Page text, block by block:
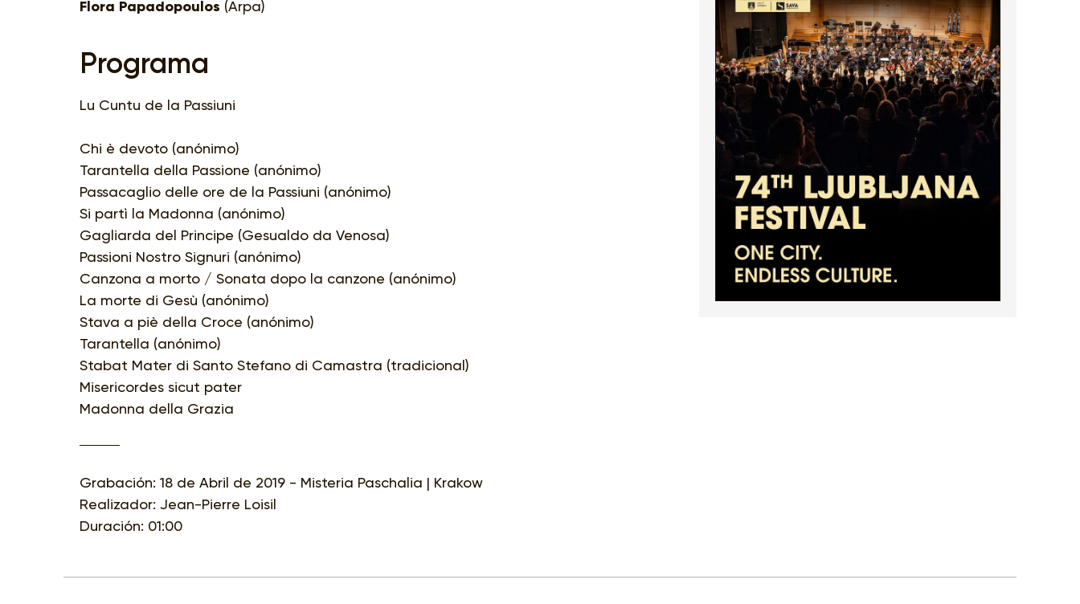
Flora Papadopoulos (Arpa)
Programa
Lu Cuntu de la Passiuni
Chi è devoto (anónimo)
Tarantella della Passione (anónimo)
Passacaglio delle ore de la Passiuni (anónimo)
Si partì la Madonna (anónimo)
Gagliarda del Principe (Gesualdo da Venosa)
Passioni Nostro Signuri (anónimo)
Canzona a morto / Sonata dopo la canzone (anónimo)
La morte di Gesù (anónimo)
Stava a piè della Croce (anónimo)
Tarantella (anónimo)
Stabat Mater di Santo Stefano di Camastra (tradicional)
Misericordes sicut pater
Madonna della Grazia
Grabación: 18 de Abril de 2019 - Misteria Paschalia | Krakow
Realizador: Jean-Pierre Loisil
Duración: 01:00